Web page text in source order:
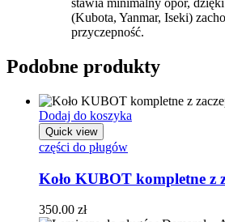
stawia minimalny opór,
(Kubota, Yanmar, Iseki)
przyczepność.
Podobne produkty
Dodaj do koszyka
Quick view
części do pługów
Koło KUBOT kompletne z
350.00 zł